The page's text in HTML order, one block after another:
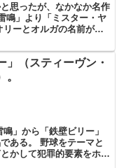
思ったが、なかなか名作
鳴」より「ミスター・ヤ
ーとオルガの名前が似
」（スティーヴン・
。
」から「鉄壁ビリー」
ある。 野球をテーマと
かして犯罪的要素をホラ